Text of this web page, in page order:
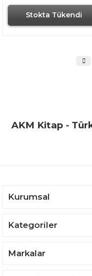
Stokta Tükendi
AKM Kitap -
Kurumsal
Kategoriler
Markalar